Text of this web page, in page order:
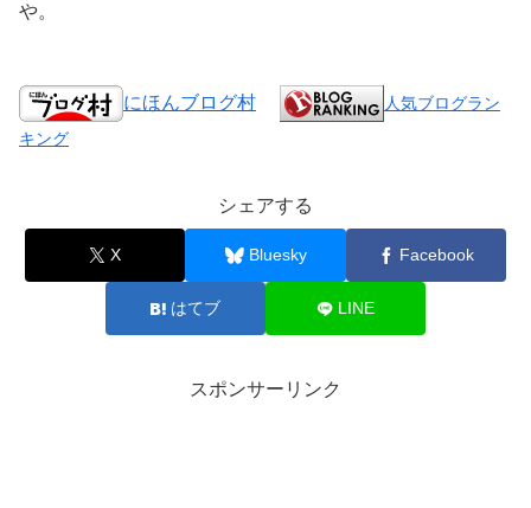
や。
にほんブログ村
人気ブログラン
キング
シェアする
X Bluesky Facebook
はてブ LINE
スポンサーリンク